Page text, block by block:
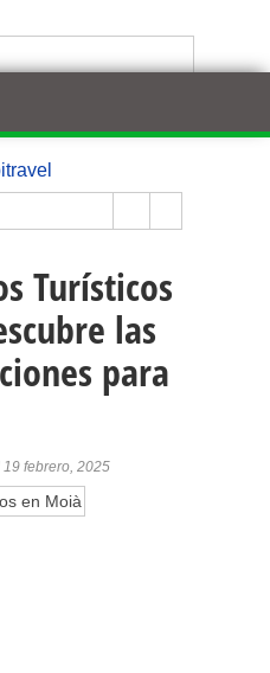
Turísticos
las
para
19 febrero, 2025